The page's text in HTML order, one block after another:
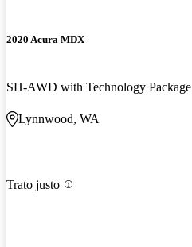
2020 Acura MDX
SH-AWD with Technology Package
Lynnwood, WA
Trato justo